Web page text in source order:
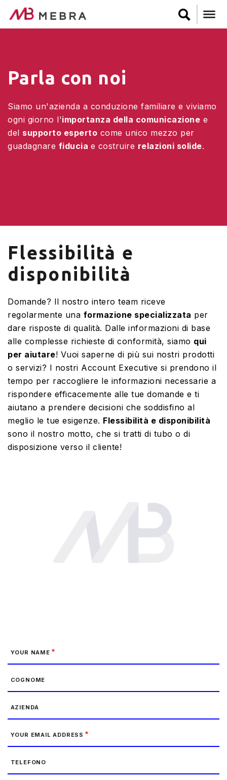
to
main
Parla con noi
Siamo un'azienda a conduzione familiare e viviamo
ogni giorno l'importanza della comunicazione e
del supporto esperto come unico mezzo per
guadagnare fiducia e costruire relazioni solide.
Flessibilità e
disponibilità
Domande? Il nostro intero team riceve
regolarmente una formazione specializzata per
dare risposte di qualità. Dalle informazioni di base
alle complesse richieste di conformità, siamo qui
per aiutare! Vuoi saperne di più sui nostri prodotti
o servizi? I nostri Account Executive si prendono il
tempo per raccogliere le informazioni necessarie a
rispondere efficacemente alle tue domande e ti
aiutano a prendere decisioni che soddisfino al
meglio le tue esigenze. Flessibilità e disponibilità
sono il nostro motto, che si tratti di tubo o di
disposizione verso il cliente!
YOUR NAME
COGNOME
AZIENDA
YOUR EMAIL ADDRESS
TELEFONO